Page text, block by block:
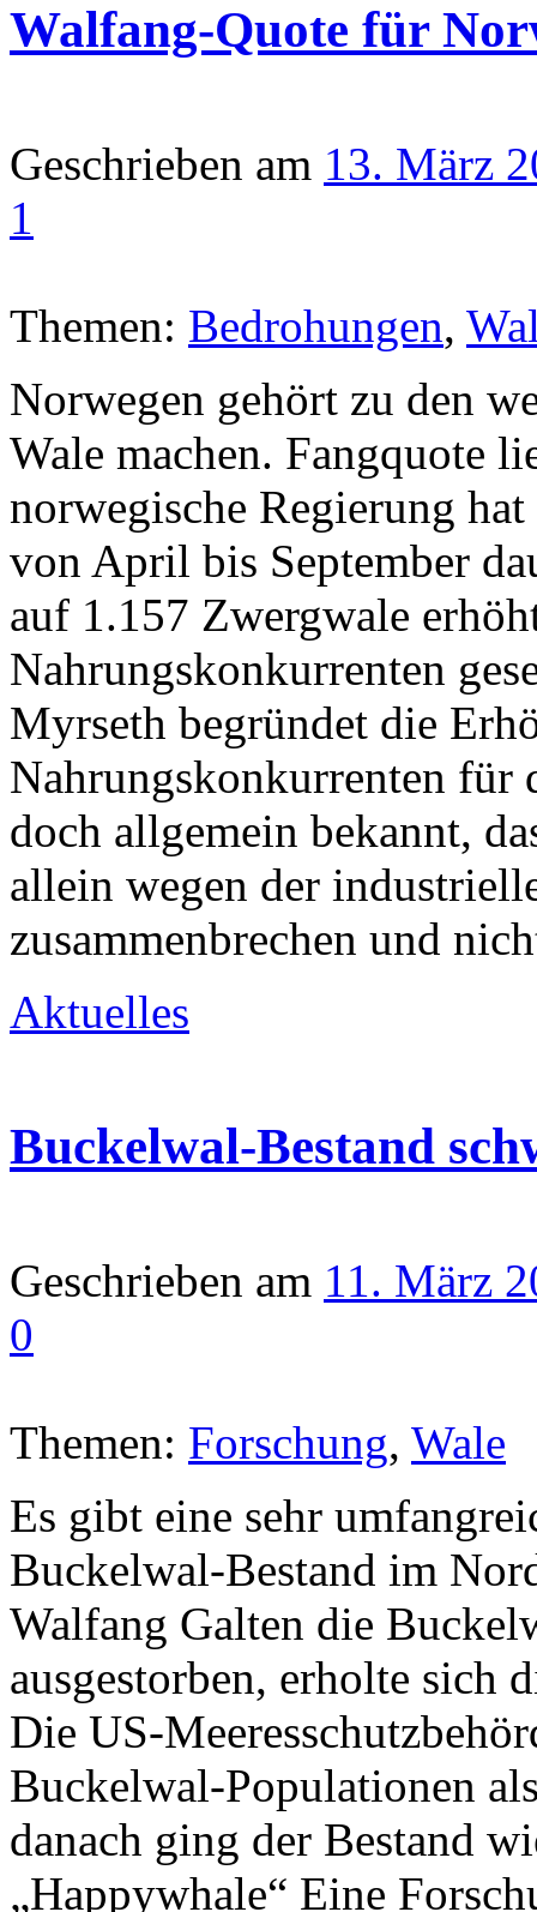
Walfang-Quote für
Geschrieben am 13. März
1
Themen: Bedrohungen,
Norwegen gehört zu den
Wale machen. Fangquote
norwegische Regierung
von April bis September
auf 1.157 Zwergwale
Nahrungskonkurrenten
Myrseth begründet die
Nahrungskonkurrenten für
doch allgemein bekannt,
allein wegen der
zusammenbrechen und
Aktuelles
Buckelwal-Bestand
Geschrieben am 11. März
0
Themen: Forschung, Wale
Es gibt eine sehr
Buckelwal-Bestand im
Walfang Galten die
ausgestorben, erholte sich
Die US-
Buckelwal-Populationen
danach ging der Bestand
„Happywhale“ Eine